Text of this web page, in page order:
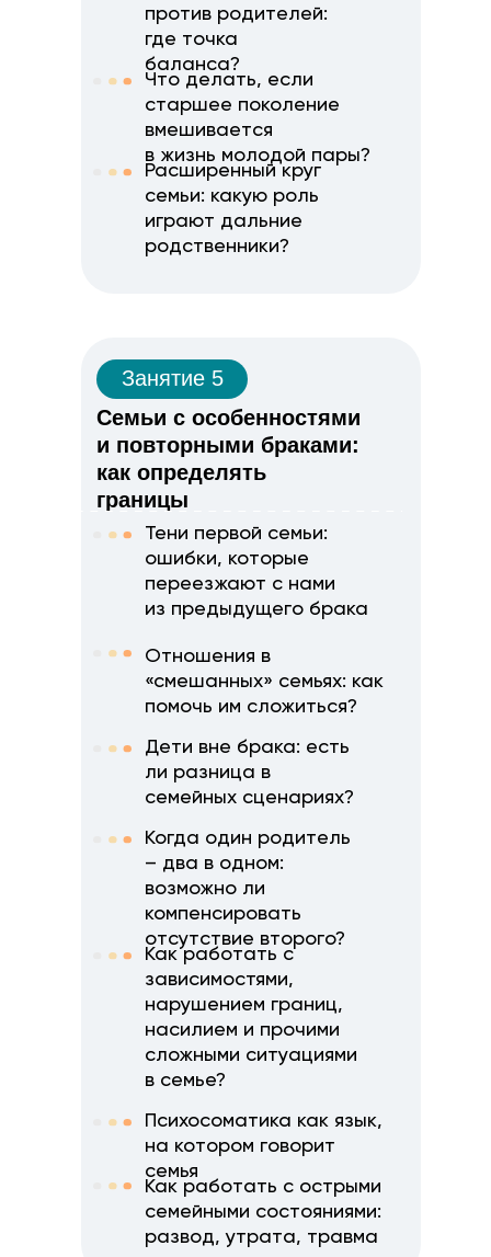
против родителей:
где точка
баланса?
Что делать, если
старшее поколение
вмешивается
в жизнь молодой пары?
Расширенный круг
семьи: какую роль
играют дальние
родственники?
Занятие 5
Семьи с особенностями
и повторными браками:
как определять
границы
Тени первой семьи:
ошибки, которые
переезжают с нами
из предыдущего брака
Отношения в
«смешанных» семьях: как
помочь им сложиться?
Дети вне брака: есть
ли разница в
семейных сценариях?
Когда один родитель
– два в одном:
возможно ли
компенсировать
отсутствие второго?
Как работать с
зависимостями,
нарушением границ,
насилием и прочими
сложными ситуациями
в семье?
Психосоматика как язык,
на котором говорит
семья
Как работать с острыми
семейными состояниями:
развод, утрата, травма